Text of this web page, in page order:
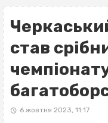
став
6 жовтня 2023, 11:17